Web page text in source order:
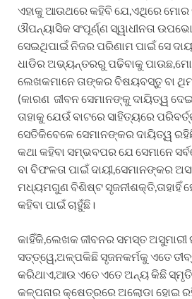
ଏହାକୁ ଆଉଥରେ କହିବି ଯେ,ଏଥିରେ ମୋର
ଔପନ୍ୟାସିକ ସଂପୂର୍ଣ୍ଣ ସ୍ୱାଧୀନତା
ସେଇଥିପାଇଁ ନିଜର ପରିଣାମ ପାଇଁ ସେ
ଧାଡିର ଅଭ୍ୟନ୍ତରରୁ ପଢିବାକୁ ପାଉଛ,ମୋ
ଲେଖକମାନେ ତାଙ୍କର ବିଷୟବସ୍ତୁ ବା
(କାରଣ ଜୀବନ ସେମାନଙ୍କୁ ଦାୟିତ୍ୱ
ତାହାକୁ ଯେଉଁ ବାଟରେ ସାହିତ୍ୟରେ
ସେତିକିବେଳେ ସେମାନଙ୍କର ଦାୟିତ୍ୱ
କଥା କହିବା ସମ୍ଭବପର ଯେ ସେମାନେ
ବା ବିଫଳତା ପାଇଁ ଦାୟୀ,ସେମାନଙ୍କର
ମଧ୍ୟମଗୁଣ ବିଶିଷ୍ଟ ସୃଜନୀଶକ୍ତି,ତାହାହିଁ
କହିବା ପାଇଁ ଚାହୁଁଛି।
କାହିଁକି,ଲେଖକ ଜୀବନର ସମସ୍ତ ଅସୁମାରୀ
ସତ୍ତ୍ୱେ,ଅଳ୍ପକିଛି ସୃଜନକର୍ମକୁ ଏତେ
କରିଥାଏ,ଆଉ ଏତେ ଏତେ ଅନ୍ୟ କିଛି
କଳ୍ପନାର କ୍ଷେତ୍ରରେ ଅଲୋଡା ହୋଇ